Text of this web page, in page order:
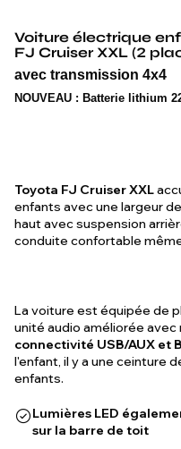
Voiture électrique
FJ Cruiser XXL (2
avec transmission 4x4
NOUVEAU : Batterie lithium
Toyota FJ Cruiser XXL
enfants avec une largeur
haut avec suspension
conduite confortable
La voiture est équipée de
unité audio améliorée
connectivité USB/AUX et
l'enfant, il y a une ceinture
enfants.
Lumières LED
sur la barre de toit